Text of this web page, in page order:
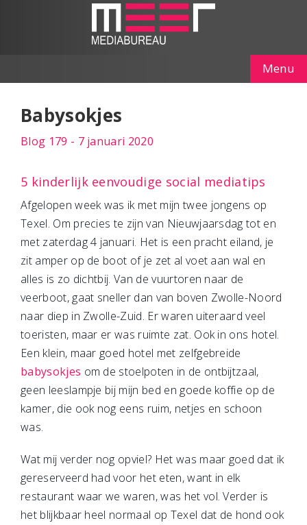
Menu
Babysokjes
Blog 179 - 7 januari 2020
5 kinderlijk eenvoudige social mediatips
Afgelopen week was ik met mijn twee jongens op
Texel. Om precies te zijn van Nieuwjaarsdag tot en
met zaterdag 4 januari. Het is een pracht eiland, je
zit amper op de boot of je zet al voet aan wal en
alles is zo dichtbij. Van de vuurtoren naar de
veerboot, gaat sneller dan van boven Zwolle-Noord
naar diep in Zwolle-Zuid. Er waren uiteraard veel
toeristen, maar er was ruimte zat. Ook in ons hotel.
Een klein, maar goed hotel met zelfgebreide
babysokjes om de stoelpoten in de ontbijtzaal,
geen leeslampje bij mijn bed en goede koffie op de
kamer, die ook nog eens ruim, netjes en schoon
was.
Wat mij verder nog opviel? Het was maar goed dat ik
gereserveerd had voor het eten, want in elk
restaurant waar we waren, was het vol. Verder is
het blijkbaar heel normaal op Texel dat de hond ook